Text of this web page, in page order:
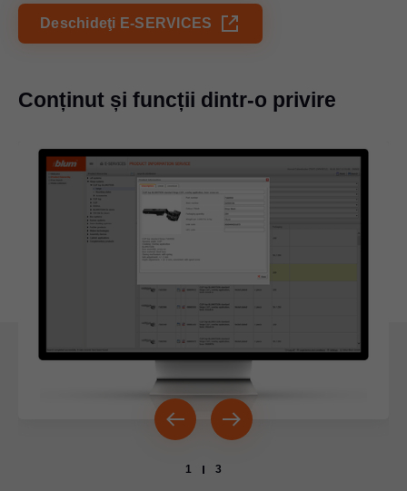
Deschideţi E-SERVICES
Conținut și funcții dintr-o privire
1 3